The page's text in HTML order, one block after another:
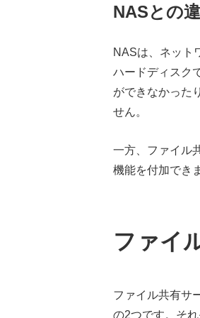
NASとの
NASは、ネット
ハードディスク
ができなかった
せん。
一方、ファイル
機能を付加でき
ファイ
ファイル共有サ
の2つです。それ